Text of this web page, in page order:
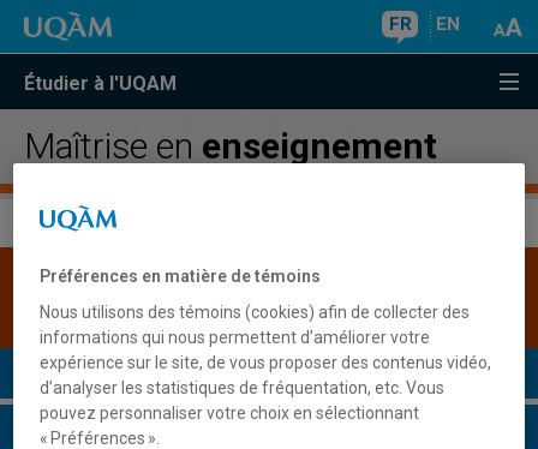
FR EN
Étudier à l'UQAM
Maîtrise en enseignement
Une version plus récente de ce programme est
disponible.Cliquez ici pour la consulter.
Présentation du programme
Conditions d'admission
Préférences en matière de témoins
Nous utilisons des témoins (cookies) afin de collecter des
informations qui nous permettent d’améliorer votre
expérience sur le site, de vous proposer des contenus vidéo,
d’analyser les statistiques de fréquentation, etc. Vous
pouvez personnaliser votre choix en sélectionnant
« Préférences ».